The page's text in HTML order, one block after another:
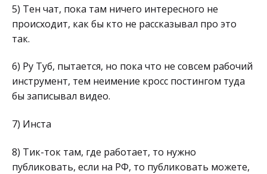
5) Тен чат, пока там ничего интересного не
происходит, как бы кто не рассказывал про это
так.
6) Ру Туб, пытается, но пока что не совсем рабочий
инструмент, тем неимение кросс постингом туда
бы записывал видео.
7) Инста
8) Тик-ток там, где работает, то нужно
публиковать, если на РФ, то публиковать можете,